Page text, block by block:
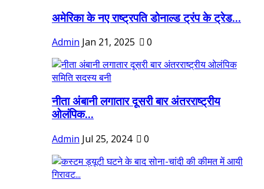
अमेरिका के नए राष्ट्रपति डोनाल्ड ट्रंप के ट्रेड...
Admin Jan 21, 2025 0
नीता अंबानी लगातार दूसरी बार अंतरराष्ट्रीय
ओलंपिक...
Admin Jul 25, 2024 0